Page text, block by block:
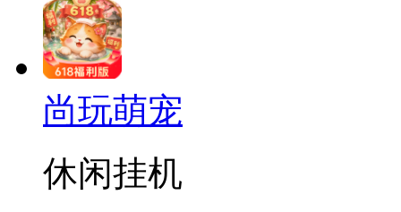
尚玩萌宠
休闲挂机